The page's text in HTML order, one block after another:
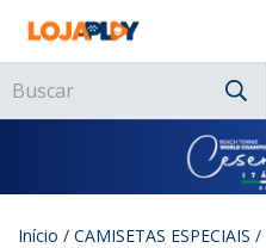
Início / CAMISETAS ESPECIAIS /